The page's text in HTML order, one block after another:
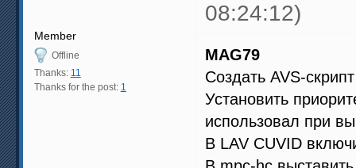
08:24:12)
Member
Offline
Thanks: 11
Thanks for the post: 1
MAG79
Создать AVS-скрипт
Установить
использовал при
В LAV CUVID